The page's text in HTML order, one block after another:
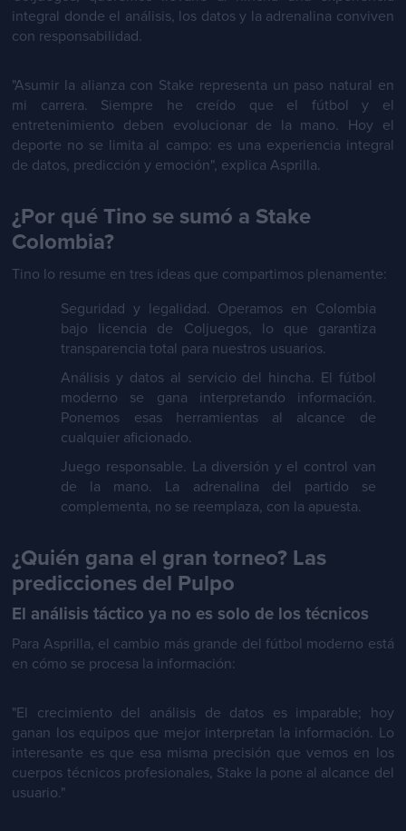
integral donde el análisis, los datos y la adrenalina conviven
con responsabilidad.
"Asumir la alianza con Stake representa un paso natural en
mi carrera. Siempre he creído que el fútbol y el
entretenimiento deben evolucionar de la mano. Hoy el
deporte no se limita al campo: es una experiencia integral
de datos, predicción y emoción", explica Asprilla.
¿Por qué Tino se sumó a Stake
Colombia?
Tino lo resume en tres ideas que compartimos plenamente:
Seguridad y legalidad. Operamos en Colombia
bajo licencia de Coljuegos, lo que garantiza
transparencia total para nuestros usuarios.
Análisis y datos al servicio del hincha. El fútbol
moderno se gana interpretando información.
Ponemos esas herramientas al alcance de
cualquier aficionado.
Juego responsable. La diversión y el control van
de la mano. La adrenalina del partido se
complementa, no se reemplaza, con la apuesta.
¿Quién gana el gran torneo? Las
predicciones del Pulpo
El análisis táctico ya no es solo de los técnicos
Para Asprilla, el cambio más grande del fútbol moderno está
en cómo se procesa la información:
"El crecimiento del análisis de datos es imparable; hoy
ganan los equipos que mejor interpretan la información. Lo
interesante es que esa misma precisión que vemos en los
cuerpos técnicos profesionales, Stake la pone al alcance del
usuario."